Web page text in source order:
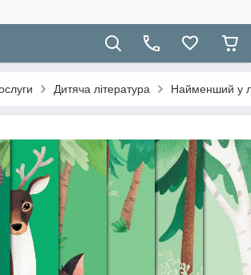
Дитяча література Найменший у